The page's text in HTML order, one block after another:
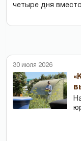
четыре дня
30 июля 2026